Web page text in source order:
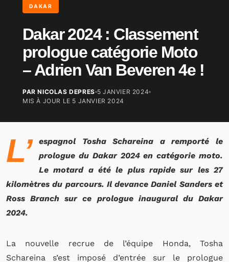
DAKAR
Dakar 2024 : Classement
prologue catégorie Moto
– Adrien Van Beveren 4e !
PAR NICOLAS DEPRES 5 JANVIER 2024
MIS À JOUR LE 5 JANVIER 2024
L’
espagnol Tosha Schareina a remporté le
prologue du Dakar 2024 en catégorie moto.
Le motard a été le plus rapide sur les 27
kilomètres du parcours. Il devance Daniel Sanders et
Ross Branch sur ce prologue inaugural du Dakar
2024.
La nouvelle recrue de l’équipe Honda, Tosha
Schareina s’est imposé d’entrée sur le prologue